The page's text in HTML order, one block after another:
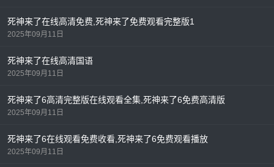
死神来了在线高清免费,死神来了免费观看完整版1
2025年09月11日
死神来了在线高清国语
2025年09月11日
死神来了6高清完整版在线观看全集,死神来了6免费高清版
2025年09月11日
死神来了6在线观看免费收看,死神来了6免费观看播放
2025年09月11日